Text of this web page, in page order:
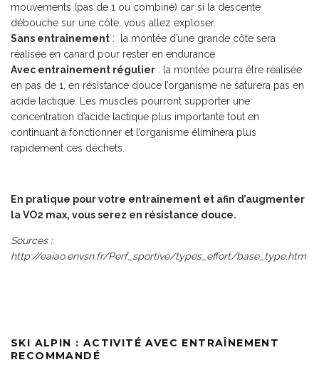
mouvements (pas de 1 ou combiné) car si la descente
débouche sur une côte, vous allez exploser.
Sans entrainement : la montée d’une grande côte sera
réalisée en canard pour rester en endurance
Avec entrainement régulier : la montée pourra être réalisée
en pas de 1, en résistance douce l’organisme ne saturera pas en
acide lactique. Les muscles pourront supporter une
concentration d’acide lactique plus importante tout en
continuant à fonctionner et l’organisme éliminera plus
rapidement ces déchets.
En pratique pour votre entraînement et afin d’augmenter
la VO2 max, vous serez en résistance douce.
Sources :
http://eaiao.envsn.fr/Perf_sportive/types_effort/base_type.htm
SKI ALPIN : ACTIVITÉ AVEC ENTRAÎNEMENT
RECOMMANDÉ